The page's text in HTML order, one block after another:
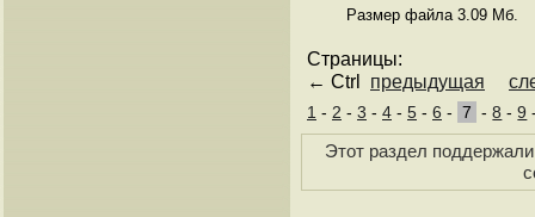
Размер файла 3.09 Мб.
Страницы:
← Ctrl предыдущая
1 - 2 - 3 - 4 - 5 - 6 - 7 -8 -9
Этот раздел